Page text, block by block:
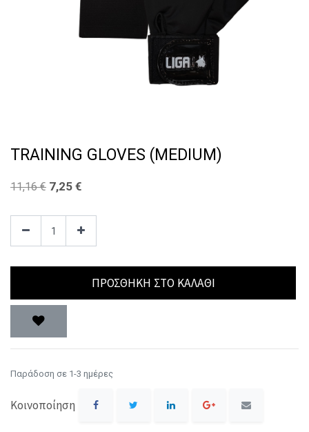
TRAINING GLOVES (MEDIUM)
11,16€ 7,25 €
ΠΡΟΣΘΉΚΗ ΣΤΟ ΚΑΛΆΘΙ
Παράδοση σε 1-3 ημέρες
Κοινοποίηση